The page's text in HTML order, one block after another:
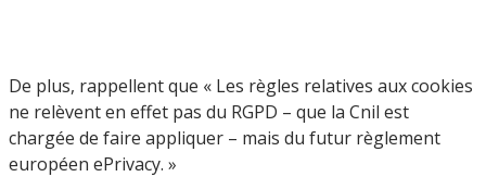
De plus, rappellent que « Les règles relatives aux cookies
ne relèvent en effet pas du RGPD – que la Cnil est
chargée de faire appliquer – mais du futur règlement
européen ePrivacy. »